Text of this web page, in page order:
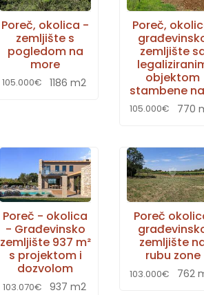
Poreč, okolica -
zemljište s
pogledom na
more
105.000€ 1186 m2
Poreč,
zemljište
objektom
stambene
105.000€ 770
Poreč - okolica
- Građevinsko
zemljište 937 m²
s projektom i
dozvolom
103.070€ 937 m2
Poreč
zemljište
rubu zone
103.000€ 762